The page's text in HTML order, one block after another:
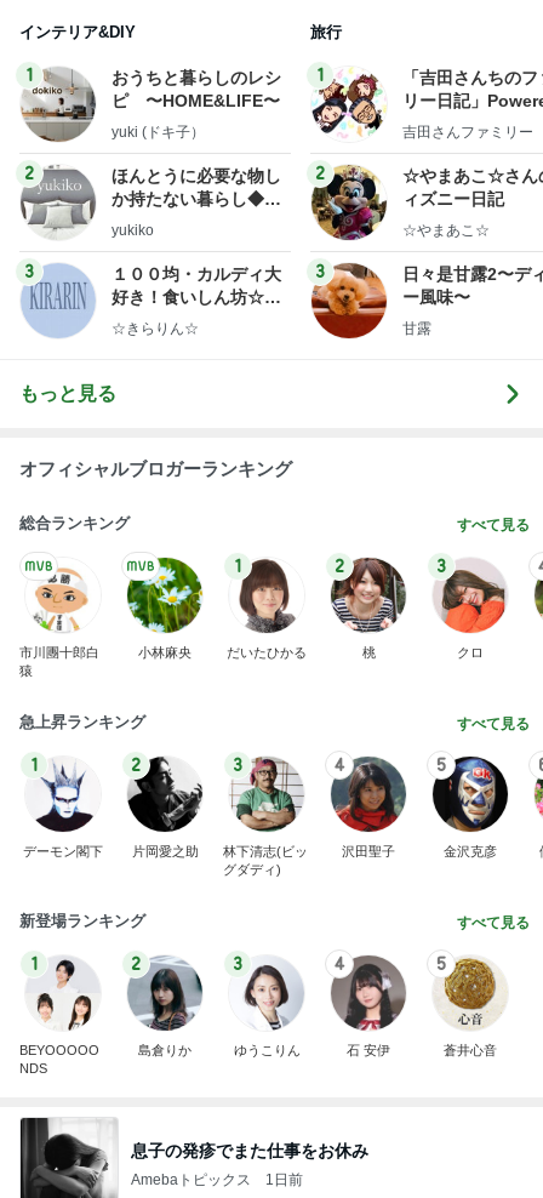
インテリア&DIY
1
おうちと暮らしのレシ
ピ 〜HOME&LIFE〜
yuki (ドキ子）
2
ほんとうに必要な物し
か持たない暮らし◆Ke
ep Life Simple◆〜イ
yukiko
3
１００均・カルディ大
好き！食いしん坊☆き
らりん☆のブログ
☆きらりん☆
旅行
1
「吉田さんちの
リー日記」
y Ameba 吉田さ
ログ
吉田さんファミリー
2
☆やまあこ☆さん
ィズニー日記
☆やまあこ☆
3
日々是甘露2〜デ
ー風味〜
甘露
もっと見る
オフィシャルブロガーランキング
総合ランキング すべて見る
市川團十郎白
猿
小林麻央
1
だいたひかる
2
桃
3
クロ
急上昇ランキング すべて見る
1
デーモン閣下
2
片岡愛之助
3
林下清志(ビッ
グダディ)
4
沢田聖子
5
金沢克彦
新登場ランキング すべて見る
1
BEYOOOOO
NDS
2
島倉りか
3
ゆうこりん
4
石 安伊
5
蒼井心音
息子の発疹でまた仕事をお休み
Amebaトピックス 1日前